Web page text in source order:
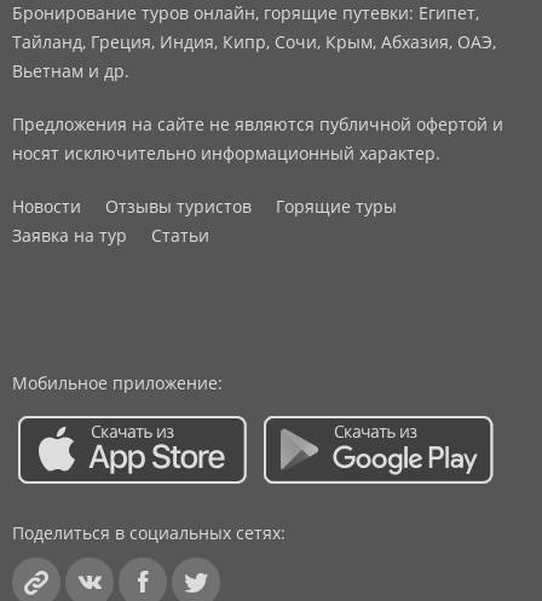
Бронирование туров онлайн, горящие путевки: Египет,
Тайланд, Греция, Индия, Кипр, Сочи, Крым, Абхазия, ОАЭ,
Вьетнам и др.
Предложения на сайте не являются публичной офертой и
носят исключительно информационный характер.
Новости Отзывы туристов
Горящие туры
Заявка на тур
Статьи
Мобильное приложение:
Поделиться в социальных сетях: